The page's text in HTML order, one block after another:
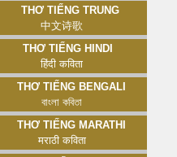
Thơ tiếng Trung
中文诗歌
Thơ tiếng Hindi
हिंदी कविता
Thơ tiếng Bengali
বাংলা কবিতা
Thơ tiếng Marathi
मराठी कविता